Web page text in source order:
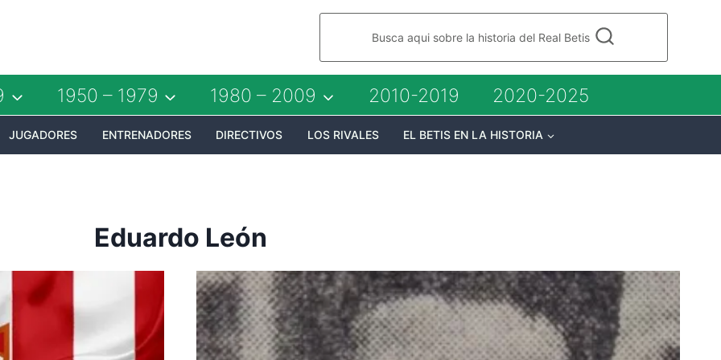
Busca aqui sobre la historia del Real Betis
1950 – 1979 1980 – 2009 2010-2019 2020-2025
JUGADORES ENTRENADORES DIRECTIVOS LOS RIVALES EL BETIS EN LA HISTORIA
Eduardo León